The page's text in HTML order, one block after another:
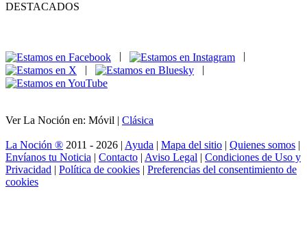
DESTACADOS
|
|
Ver La Noción en: Móvil | Clásica
La Noción ® 2011 - 2026 | Ayuda | Mapa del sitio | Quienes somos |
Envíanos tu Noticia | Contacto | Aviso Legal | Condiciones de Uso y
Privacidad | Política de cookies | Preferencias del consentimiento de
cookies